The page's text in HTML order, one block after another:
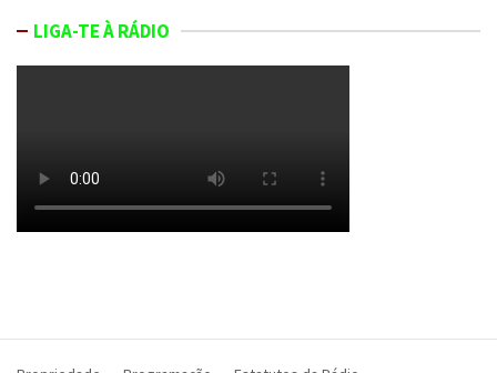
LIGA-TE À RÁDIO